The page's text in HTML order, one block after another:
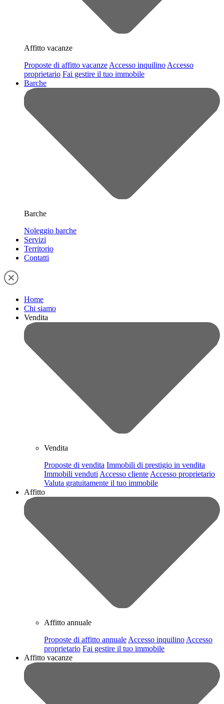
Affitto vacanze
Proposte di affitto vacanze Accesso inquilino Accesso
proprietario Fai gestire il tuo immobile
Barche
Barche
Noleggio barche
Servizi
Territorio
Contatti
Home
Chi siamo
Vendita
Vendita
Proposte di vendita Immobili di prestigio in vendita
Immobili venduti Accesso cliente Accesso proprietario
Valuta gratuitamente il tuo immobile
Affitto
Affitto annuale
Proposte di affitto annuale Accesso inquilino Accesso
proprietario Fai gestire il tuo immobile
Affitto vacanze